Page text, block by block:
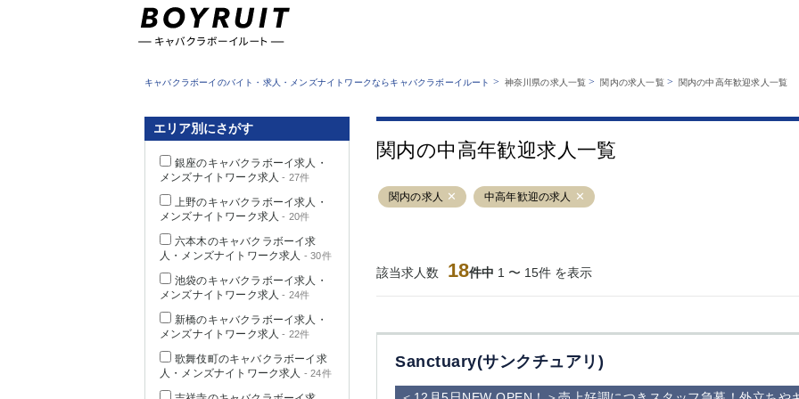
業種から探す
職種から探す
キャバクラボーイルートとは？
サイトマップ
キャバクラボーイのバイト・求人・メンズナイトワークならキャバクラボーイルート > 神奈川県の求人一覧 >関内の求人一覧> 関内の中高年歓迎求人一覧
関内の中高年歓迎求人一覧
関内の求人 中高年歓迎の求人
該当求人数 18件中 1 〜 15件 を表示
Sanctuary(サンクチュアリ)
エリア別にさがす
銀座のキャバクラボーイ求人・
メンズナイトワーク求人 - 27件
上野のキャバクラボーイ求人・
メンズナイトワーク求人 - 20件
六本木のキャバクラボーイ求
人・メンズナイトワーク求人 - 30件
池袋のキャバクラボーイ求人・
メンズナイトワーク求人 - 24件
新橋のキャバクラボーイ求人・
メンズナイトワーク求人 - 22件
歌舞伎町のキャバクラボーイ求
人・メンズナイトワーク求人 - 24件
東京都 銀座 上野 六本木 池袋
立川
千葉中央
大山
赤坂
ひばりヶ丘（北
学芸大学
の好立地！
「赤羽駅」から
徒歩2分 ②東
京メトロ南北線
宿